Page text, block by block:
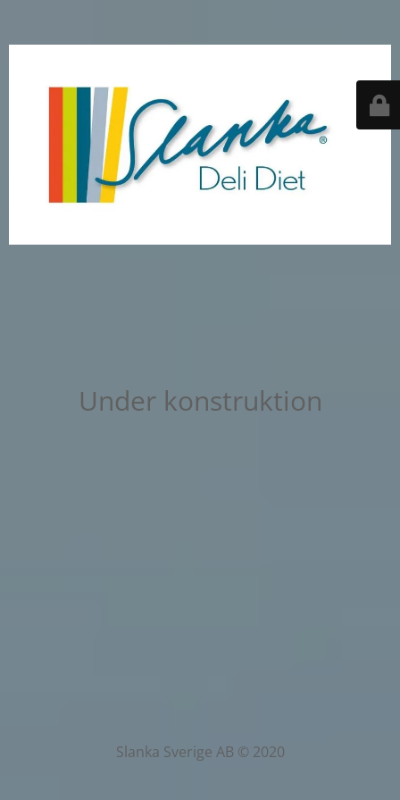
Under konstruktion
Slanka Sverige AB © 2020